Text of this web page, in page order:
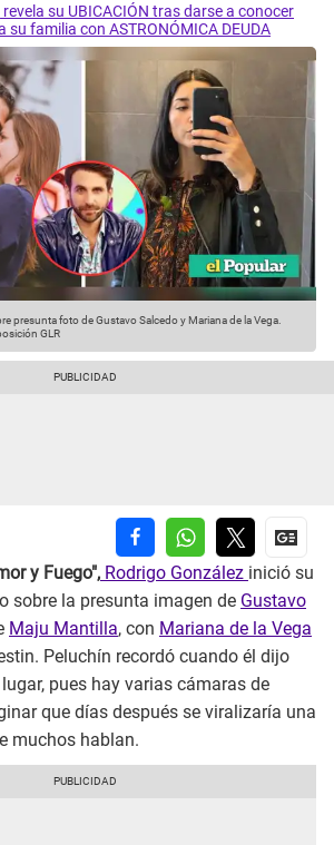
su UBICACIÓN tras darse a conocer
su familia con ASTRONÓMICA DEUDA
presunta foto de Gustavo Salcedo y Mariana de la Vega.
GLR
y Fuego", Rodrigo González inició su
sobre la presunta imagen de Gustavo
Maju Mantilla, con Mariana de la Vega
Peluchín recordó cuando él dijo
pues hay varias cámaras de
que días después se viralizaría una
muchos hablan.